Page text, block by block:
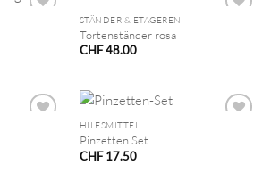
STÄNDER & ETAGEREN
Tortenständer rosa
CHF48.00
HILFSMITTEL
Pinzetten Set
CHF17.50